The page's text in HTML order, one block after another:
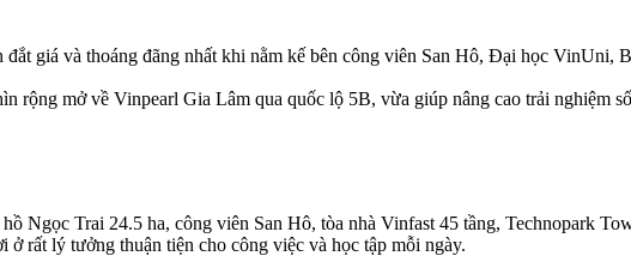
giá và thoáng đãng nhất khi nằm kế bên công viên San Hô, Đại học VinUni,
rộng mở về Vinpearl Gia Lâm qua quốc lộ 5B, vừa giúp nâng cao trải nghiệm
Ngọc Trai 24.5 ha, công viên San Hô, tòa nhà Vinfast 45 tầng, Technopark
rất lý tưởng thuận tiện cho công việc và học tập mỗi ngày.